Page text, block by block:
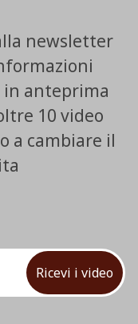
newsletter
in anteprima
10 video
a cambiare il
Ricevi i video